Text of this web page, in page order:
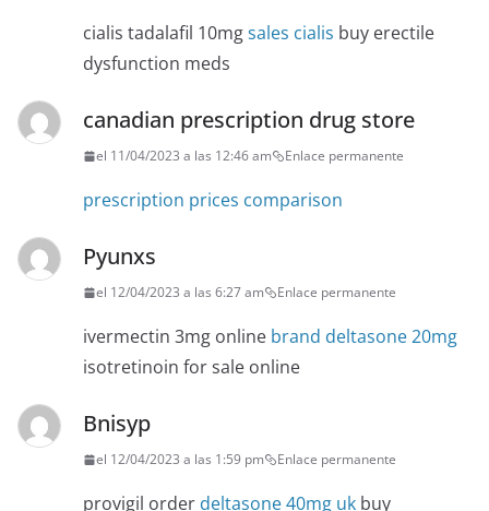
cialis tadalafil 10mgsales cialis buy erectile
dysfunction meds
canadian prescription drug store
el 11/04/2023 a las 12:46 am Enlace permanente
prescription prices comparison
Pyunxs
el 12/04/2023 a las 6:27 am Enlace permanente
ivermectin 3mg online brand deltasone 20mg
isotretinoin for sale online
Bnisyp
el 12/04/2023 a las 1:59 pm Enlace permanente
provigil order deltasone 40mg uk buy